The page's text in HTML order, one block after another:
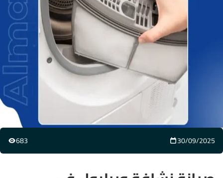
30/09/2025
683